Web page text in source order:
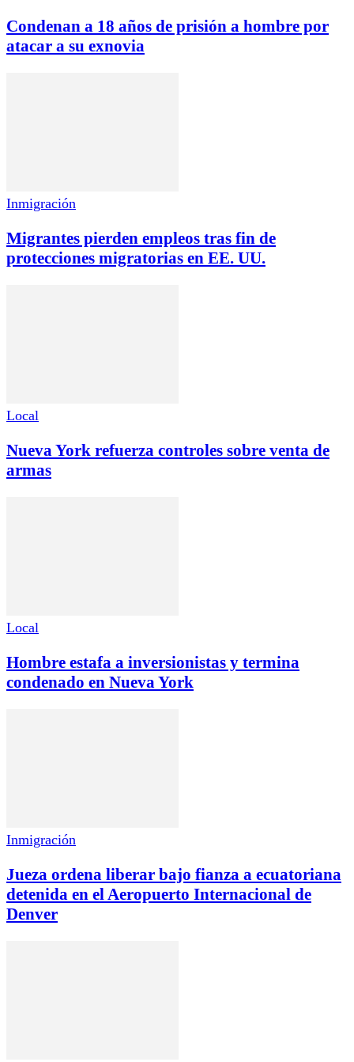
Condenan a 18 años de prisión a hombre por
atacar a su exnovia
Inmigración
Migrantes pierden empleos tras fin de
protecciones migratorias en EE. UU.
Local
Nueva York refuerza controles sobre venta de
armas
Local
Hombre estafa a inversionistas y termina
condenado en Nueva York
Inmigración
Jueza ordena liberar bajo fianza a ecuatoriana
detenida en el Aeropuerto Internacional de
Denver